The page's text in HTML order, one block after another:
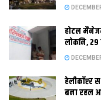
nagar panchayat
होटल
लोकनि,
हेलीकॉप्टर
बना रहल